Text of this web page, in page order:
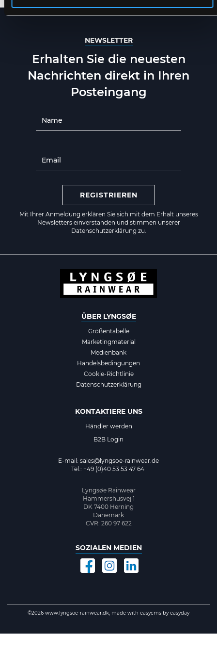
NEWSLETTER
Erhalten Sie die neuesten
Nachrichten direkt in Ihren
Posteingang
REGISTRIEREN
Mit Ihrer Anmeldung erklären Sie sich mit dem Erhalt unseres
Newsletters einverstanden und stimmen unserer
Datenschutzerklärung zu.
ÜBER LYNGSØE
Größentabelle
Marketingmaterial
Medienbank
Handelsbedingungen
Cookie-Richtlinie
Datenschutzerklärung
KONTAKTIERE UNS
Händler werden
B2B Login
E-mail: sales@lyngsoe-rainwear.de
Tel.: +49 (0)40 53 53 47 64
Lyngsøe Rainwear
Hammershusvej 1
DK 7400 Herning
Dänemark
CVR: 260 97 622
SOZIALEN MEDIEN
©2026 www.lyngsoe-rainwear.dk, made with easycms byeasyday